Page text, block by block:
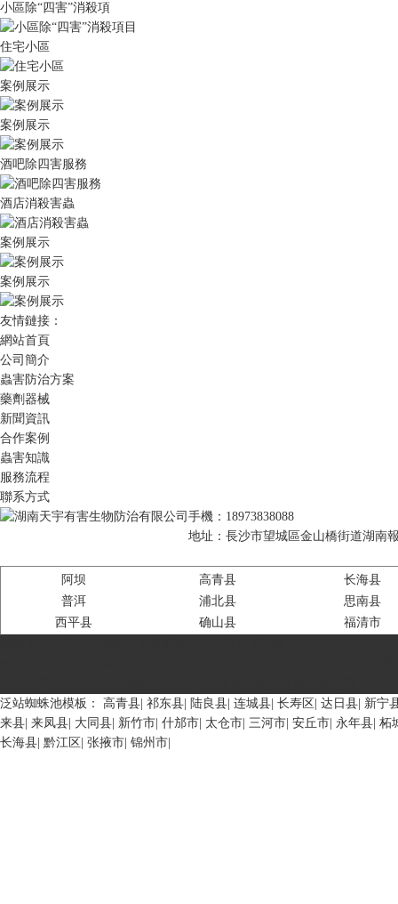
小區除“四害”消殺項
住宅小區
案例展示
案例展示
酒吧除四害服務
酒店消殺害蟲
案例展示
案例展示
友情鏈接：
網站首頁
公司簡介
蟲害防治方案
藥劑器械
新聞資訊
合作案例
蟲害知識
服務流程
聯系方式
手機：18973838088
地址：長沙市望城區金山橋街道湖南
阿坝 高青县
长海县
普洱
浦北县
思南县
西平县
确山县
福清市
泛站蜘蛛池模板： 高青县 祁东县 陆良县 连城县 长寿区 达日县 新宁
来县 来凤县 大同县 新竹市 什邡市 太仓市 三河市 安丘市 永年县 柘
长海县 黔江区 张掖市 锦州市